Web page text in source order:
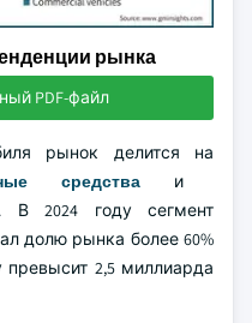
рынка
PDF-файл
рынок делится на
средства и
. В 2024 году сегмент
долю рынка более 60%
превысит 2,5 миллиарда